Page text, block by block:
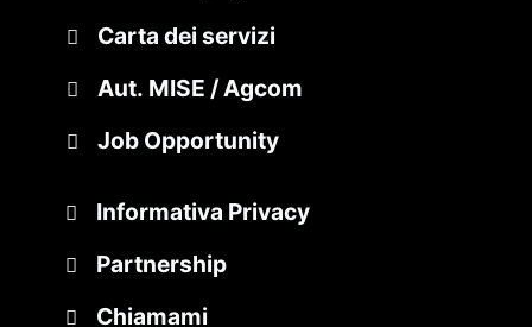
Carta dei servizi
Aut. MISE / Agcom
Job Opportunity
Informativa Privacy
Partnership
Chiamami